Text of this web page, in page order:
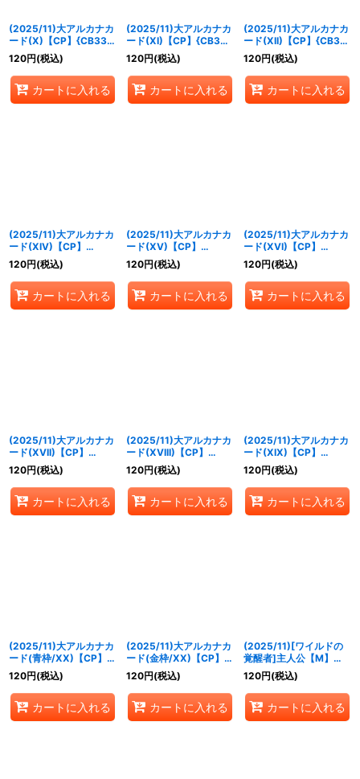
(2025/11)大アルカナカ
ード(X)【CP】{CB33-
CP01}《青》
120円(税込)
カートに入れる
(2025/11)大アルカナカ
ード(XI)【CP】{CB33-
CP01}《青》
120円(税込)
カートに入れる
(2025/11)大アルカナカ
ード(XII)【CP】{CB33-
CP01}《青》
120円(税込)
カートに入れる
(2025/11)大アルカナカ
ード(XIV)【CP】
{CB33-CP01}《青》
120円(税込)
カートに入れる
(2025/11)大アルカナカ
ード(XV)【CP】
{CB33-CP01}《青》
120円(税込)
カートに入れる
(2025/11)大アルカナカ
ード(XVI)【CP】
{CB33-CP01}《青》
120円(税込)
カートに入れる
(2025/11)大アルカナカ
ード(XVII)【CP】
{CB33-CP01}《青》
120円(税込)
カートに入れる
(2025/11)大アルカナカ
ード(XVIII)【CP】
{CB33-CP01}《青》
120円(税込)
カートに入れる
(2025/11)大アルカナカ
ード(XIX)【CP】
{CB33-CP01}《青》
120円(税込)
カートに入れる
(2025/11)大アルカナカ
ード(青枠/XX)【CP】
{CB33-CP01}《青》
120円(税込)
カートに入れる
(2025/11)大アルカナカ
ード(金枠/XX)【CP】
{CB33-CP01}《青》
120円(税込)
カートに入れる
(2025/11)[ワイルドの
覚醒者]主人公【M】
{CB33-001}《多》
120円(税込)
カートに入れる